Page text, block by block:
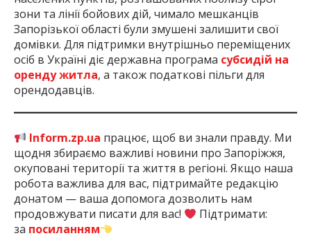
зони та лінії бойових дій, чимало мешканців
Запорізької області були змушені залишити свої
домівки. Для підтримки внутрішньо переміщених
осіб в Україні діє державна програма субсидій на
оренду житла, а також податкові пільги для
орендодавців.
Inform.zp.ua працює, щоб ви знали правду. Ми
щодня збираємо важливі новини про Запоріжжя,
окуповані території та життя в регіоні. Якщо наша
робота важлива для вас, підтримайте редакцію
донатом — ваша допомога дозволить нам
продовжувати писати для вас!
Підтримати:
за посиланням